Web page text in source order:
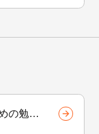
の勉強
催